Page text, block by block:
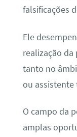
falsificações
Ele
realização da
tanto no
ou
O campo da
amplas